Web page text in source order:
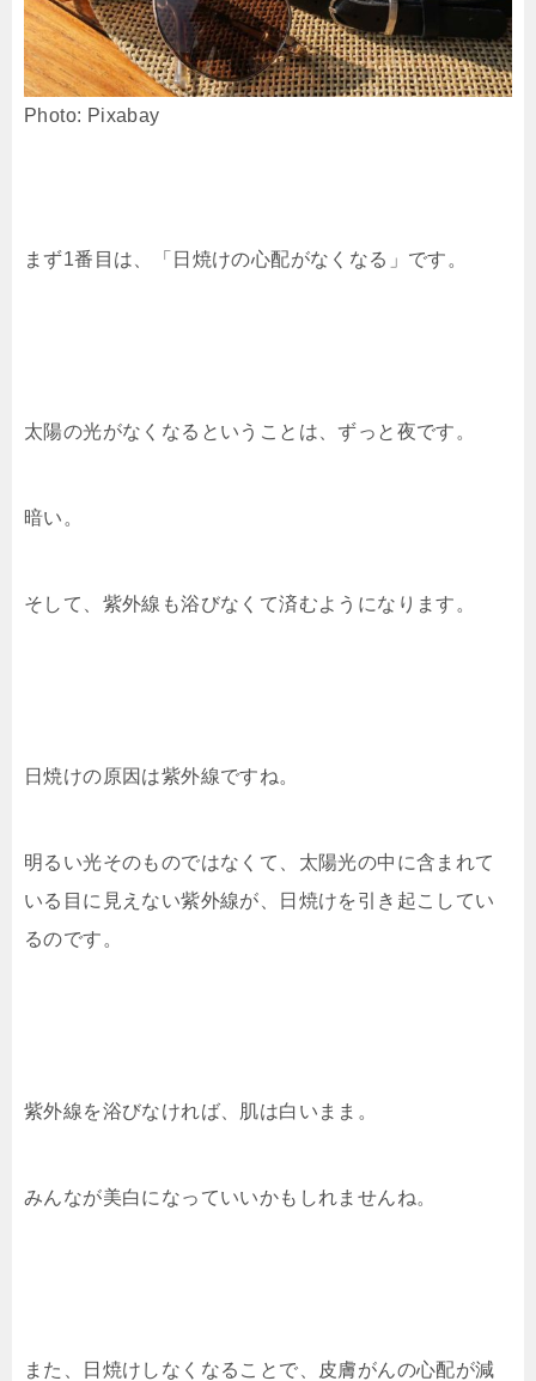
Photo: Pixabay
まず1番目は、「日焼けの心配がなくなる」です。
太陽の光がなくなるということは、ずっと夜です。
暗い。
そして、紫外線も浴びなくて済むようになります。
日焼けの原因は紫外線ですね。
明るい光そのものではなくて、太陽光の中に含まれて
いる目に見えない紫外線が、日焼けを引き起こしてい
るのです。
紫外線を浴びなければ、肌は白いまま。
みんなが美白になっていいかもしれませんね。
また、日焼けしなくなることで、皮膚がんの心配が減